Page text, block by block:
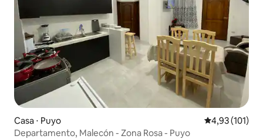
Casa ⋅ Puyo 4,93 de uma
4,93 (101)
Departamento, Malecón - Zona Rosa - Puyo